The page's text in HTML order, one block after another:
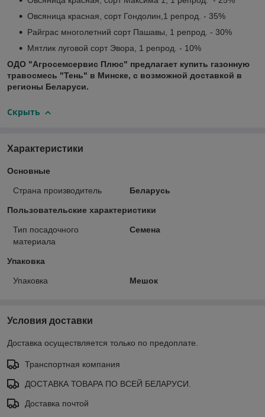
Овсяница красная, сорт Гондолин,1 репрод. - 35%
Райграс многолетний сорт Пашавы, 1 репрод. - 30%
Мятлик луговой сорт Эвора, 1 репрод. - 10%
ОДО "Агросемсервис Плюс" предлагает купить газонную
травосмесь "Тень" в Минске, с возможной доставкой в
регионы Беларуси.
Скрыть
Характеристики
Основные
Страна производитель Беларусь
Пользовательские характеристики
Тип посадочного
материала
Семена
Упаковка
Упаковка Мешок
Условия доставки
Доставка осуществляется только по предоплате.
Транспортная компания
ДОСТАВКА ТОВАРА ПО ВСЕЙ БЕЛАРУСИ.
Доставка почтой